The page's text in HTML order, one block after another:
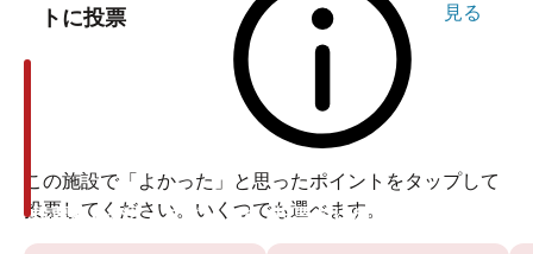
トに投票
見る
この施設で「よかった」と思ったポイントをタップして
投票してください。いくつでも選べます。
投票ありがとうございます 投票ありがとうございます